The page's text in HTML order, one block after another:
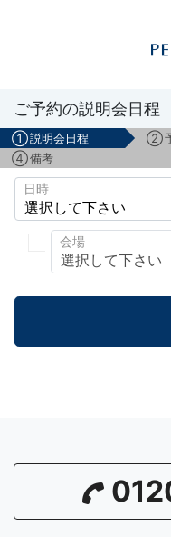
船旅
ご予約の説明会日程
①説明会日程 ②
④備考
日時
会場